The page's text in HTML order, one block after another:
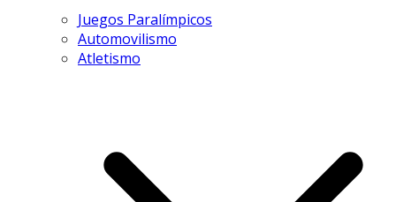
Juegos Paralímpicos
Automovilismo
Atletismo